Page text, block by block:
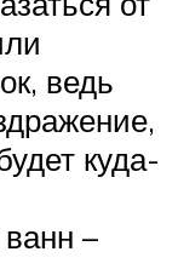
ведь
куда-
–